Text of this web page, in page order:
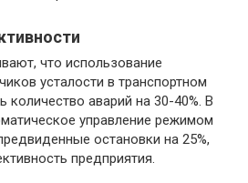
что использование
усталости в транспортном
количество аварий на 30-40%. В
управление режимом
остановки на 25%,
предприятия.